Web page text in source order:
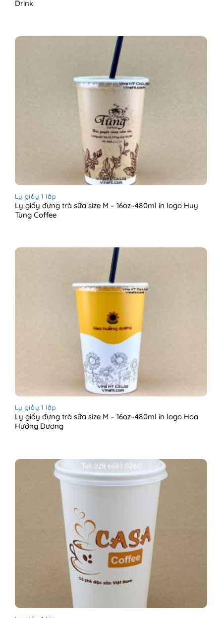
Drink
Ly giấy 1 lớp
Ly giấy đựng trà sữa size M – 16oz~480ml in logo Huy
Tùng Coffee
Ly giấy 1 lớp
Ly giấy đựng trà sữa size M – 16oz~480ml in logo Hoa
Hướng Dương